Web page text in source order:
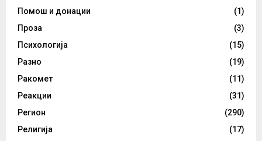
Помош и донации
(1)
Проза
(3)
Психологија
(15)
Разно
(19)
Ракомет
(11)
Реакции
(31)
Регион
(290)
Религија
(17)